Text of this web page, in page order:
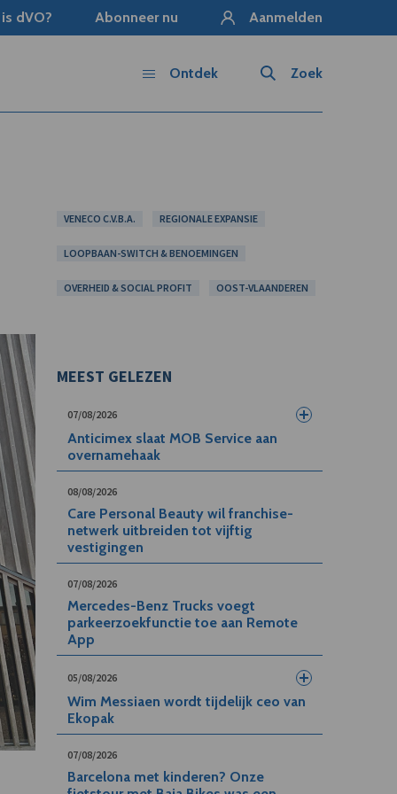
dVO? Abonneer nu Aanmelden
Zoek
Ontdek
VENECO C.V.B.A. REGIONALE EXPANSIE
LOOPBAAN-SWITCH & BENOEMINGEN
OVERHEID & SOCIAL PROFIT OOST-VLAANDEREN
MEEST GELEZEN
07/08/2026
Anticimex slaat MOB Service aan
overnamehaak
08/08/2026
Care Personal Beauty wil franchise-
netwerk uitbreiden tot vijftig
vestigingen
07/08/2026
Mercedes-Benz Trucks voegt
parkeerzoekfunctie toe aan Remote
App
05/08/2026
Wim Messiaen wordt tijdelijk ceo van
Ekopak
07/08/2026
Barcelona met kinderen? Onze